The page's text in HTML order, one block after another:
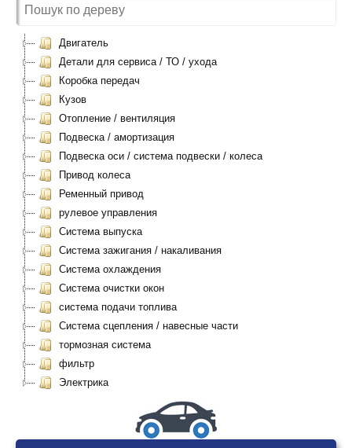
Двигатель
Детали для сервиса / ТО / ухода
Коробка передач
Кузов
Отопление / вентиляция
Подвеска / амортизация
Подвеска оси / система подвески / колеса
Привод колеса
Ременный привод
рулевое управления
Система выпуска
Система зажигания / накаливания
Система охлаждения
Система очистки окон
система подачи топлива
Система сцепления / навесные части
тормозная система
фильтр
Электрика